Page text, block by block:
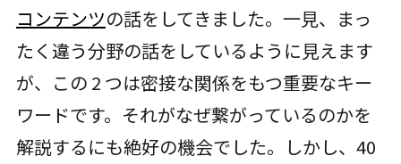
コンテンツの話をしてきました。一見、まっ
たく違う分野の話をしているように見えます
が、この 2 つは密接な関係をもつ重要なキー
ワードです。それがなぜ繋がっているのかを
解説するにも絶好の機会でした。しかし、40